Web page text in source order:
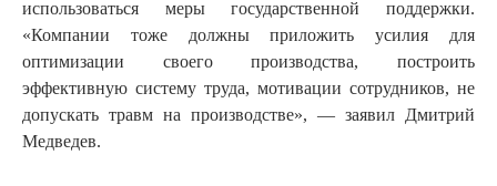
использоваться меры государственной поддержки.
«Компании тоже должны приложить усилия для
оптимизации своего производства, построить
эффективную систему труда, мотивации сотрудников, не
допускать травм на производстве», — заявил Дмитрий
Медведев.